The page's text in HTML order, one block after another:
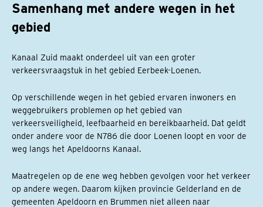
Samenhang met andere wegen in het
gebied
Kanaal Zuid maakt onderdeel uit van een groter
verkeersvraagstuk in het gebied Eerbeek-Loenen.
Op verschillende wegen in het gebied ervaren inwoners en
weggebruikers problemen op het gebied van
verkeersveiligheid, leefbaarheid en bereikbaarheid. Dat geldt
onder andere voor de N786 die door Loenen loopt en voor de
weg langs het Apeldoorns Kanaal.
Maatregelen op de ene weg hebben gevolgen voor het verkeer
op andere wegen. Daarom kijken provincie Gelderland en de
gemeenten Apeldoorn en Brummen niet alleen naar